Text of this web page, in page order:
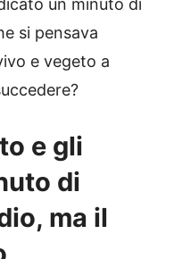
un minuto di
si pensava
e vegeto a
e gli
di
ma il